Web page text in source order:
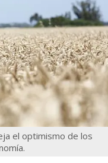
el optimismo de los